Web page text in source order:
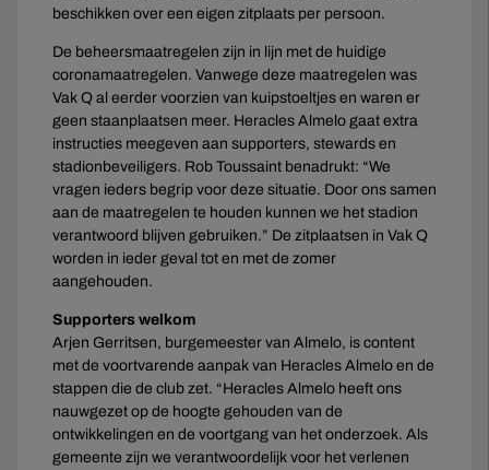
beschikken over een eigen zitplaats per persoon.
De beheersmaatregelen zijn in lijn met de huidige
coronamaatregelen. Vanwege deze maatregelen was
Vak Q al eerder voorzien van kuipstoeltjes en waren er
geen staanplaatsen meer. Heracles Almelo gaat extra
instructies meegeven aan supporters, stewards en
stadionbeveiligers. Rob Toussaint benadrukt: “We
vragen ieders begrip voor deze situatie. Door ons samen
aan de maatregelen te houden kunnen we het stadion
verantwoord blijven gebruiken.” De zitplaatsen in Vak Q
worden in ieder geval tot en met de zomer
aangehouden.
Supporters welkom
Arjen Gerritsen, burgemeester van Almelo, is content
met de voortvarende aanpak van Heracles Almelo en de
stappen die de club zet. “Heracles Almelo heeft ons
nauwgezet op de hoogte gehouden van de
ontwikkelingen en de voortgang van het onderzoek. Als
gemeente zijn we verantwoordelijk voor het verlenen